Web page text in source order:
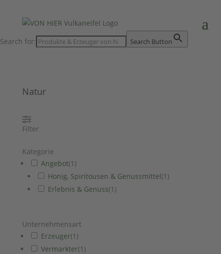
Search for: Search Button
Natur
Filter
Kategorie
Angebot(1 )
Honig, Spiritousen & Genussmittel(1 )
Erlebnis & Genuss(1 )
Unternehmensart
Erzeuger(1 )
Vermarkter(1 )